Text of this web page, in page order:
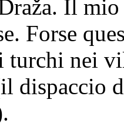
Il
Forse
nei
dispaccio